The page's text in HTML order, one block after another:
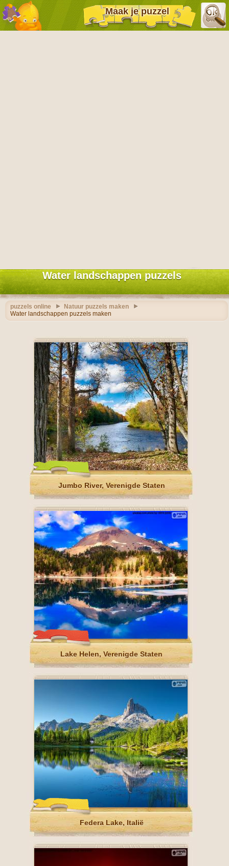
Maak je puzzel
Water landschappen puzzels
puzzels online
Natuur puzzels maken
Water landschappen puzzels maken
Jumbo River, Verenigde Staten
Lake Helen, Verenigde Staten
Federa Lake, Italië